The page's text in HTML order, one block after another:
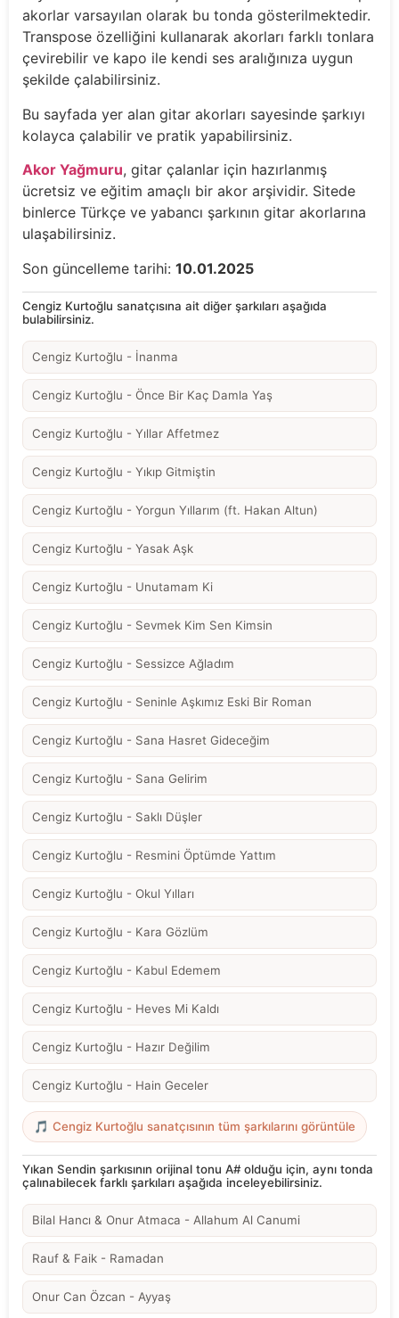
akorlar varsayılan olarak bu tonda gösterilmektedir.
Transpose özelliğini kullanarak akorları farklı tonlara
çevirebilir ve kapo ile kendi ses aralığınıza uygun
şekilde çalabilirsiniz.
Bu sayfada yer alan gitar akorları sayesinde şarkıyı
kolayca çalabilir ve pratik yapabilirsiniz.
Akor Yağmuru, gitar çalanlar için hazırlanmış
ücretsiz ve eğitim amaçlı bir akor arşividir. Sitede
binlerce Türkçe ve yabancı şarkının gitar akorlarına
ulaşabilirsiniz.
Son güncelleme tarihi: 10.01.2025
Cengiz Kurtoğlu sanatçısına ait diğer şarkıları aşağıda
bulabilirsiniz.
Cengiz Kurtoğlu - İnanma
Cengiz Kurtoğlu - Önce Bir Kaç Damla Yaş
Cengiz Kurtoğlu - Yıllar Affetmez
Cengiz Kurtoğlu - Yıkıp Gitmiştin
Cengiz Kurtoğlu - Yorgun Yıllarım (ft. Hakan Altun)
Cengiz Kurtoğlu - Yasak Aşk
Cengiz Kurtoğlu - Unutamam Ki
Cengiz Kurtoğlu - Sevmek Kim Sen Kimsin
Cengiz Kurtoğlu - Sessizce Ağladım
Cengiz Kurtoğlu - Seninle Aşkımız Eski Bir Roman
Cengiz Kurtoğlu - Sana Hasret Gideceğim
Cengiz Kurtoğlu - Sana Gelirim
Cengiz Kurtoğlu - Saklı Düşler
Cengiz Kurtoğlu - Resmini Öptümde Yattım
Cengiz Kurtoğlu - Okul Yılları
Cengiz Kurtoğlu - Kara Gözlüm
Cengiz Kurtoğlu - Kabul Edemem
Cengiz Kurtoğlu - Heves Mi Kaldı
Cengiz Kurtoğlu - Hazır Değilim
Cengiz Kurtoğlu - Hain Geceler
🎵 Cengiz Kurtoğlu sanatçısının tüm şarkılarını görüntüle
Yıkan Sendin şarkısının orijinal tonu A# olduğu için, aynı tonda
çalınabilecek farklı şarkıları aşağıda inceleyebilirsiniz.
Bilal Hancı & Onur Atmaca - Allahum Al Canumi
Rauf & Faik - Ramadan
Onur Can Özcan - Ayyaş